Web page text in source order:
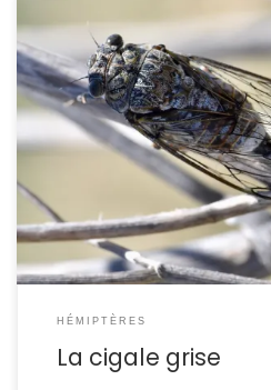
C’est avec la cigale plébéienne
répandue en France. Sa présence
associés aux régions
Linnaeus,1758. (ex. Tettigia orni) La
l’orne, le cacan. POSITION
Homoptère Famille des Cicadidae
HÉMIPTÈRES
La cigale grise